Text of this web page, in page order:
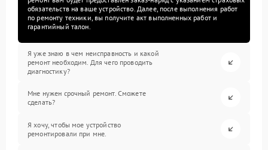
обязательств на ваше устройство. Далее, после выполнения работ
по ремонту техники, вы получите акт выполненных работ и
гарантийный талон.
Я уже знаю в чем неисправность и какой
ремонт необходим. Для чего проводить
диагностику?
Мне нужен срочный ремонт. Сможете
сделать?
Я хочу, чтобы мое устройство
ремонтировали при мне.